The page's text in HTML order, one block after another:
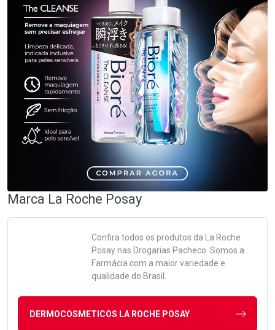
Marca La Roche Posay
Confira todos os produtos da La Roche
Posaynas Drogarias Pacheco. Somos a
Farmácia com a maior variedade e
qualidade do Brasil.
DERMOCOSMETICOS LA ROCHE POSAY